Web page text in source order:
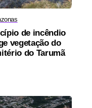
de incêndio
vegetação do
do Tarumã